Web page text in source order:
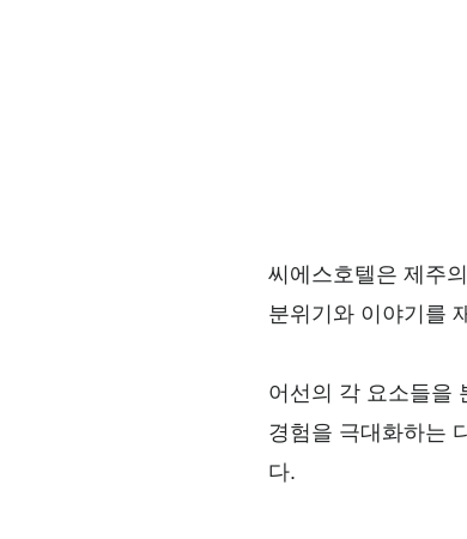
씨에스호텔은 제주
분위기와 이야기를
어선의 각 요소들을
경험을 극대화하는
다.